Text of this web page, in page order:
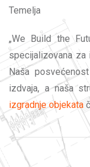
Temelja
„We Build the
specijalizovana za
Naša
izdvaja, a naša
izgradnje objekata